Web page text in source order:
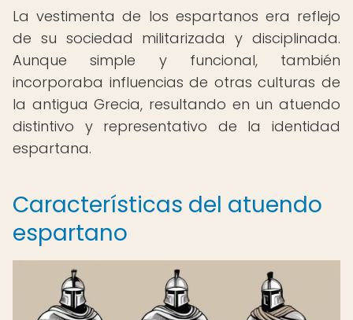
La vestimenta de los espartanos era reflejo
de su sociedad militarizada y disciplinada.
Aunque simple y funcional, también
incorporaba influencias de otras culturas de
la antigua Grecia, resultando en un atuendo
distintivo y representativo de la identidad
espartana.
Características del atuendo
espartano